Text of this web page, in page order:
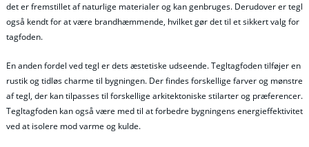
det er fremstillet af naturlige materialer og kan genbruges. Derudover er tegl
også kendt for at være brandhæmmende, hvilket gør det til et sikkert valg for
tagfoden.
En anden fordel ved tegl er dets æstetiske udseende. Tegltagfoden tilføjer en
rustik og tidløs charme til bygningen. Der findes forskellige farver og mønstre
af tegl, der kan tilpasses til forskellige arkitektoniske stilarter og præferencer.
Tegltagfoden kan også være med til at forbedre bygningens energieffektivitet
ved at isolere mod varme og kulde.